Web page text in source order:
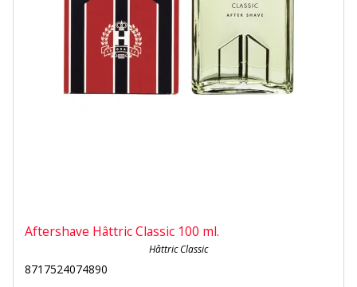
Aftershave Hâttric Classic 100 ml.
Hâttric Classic
8717524074890